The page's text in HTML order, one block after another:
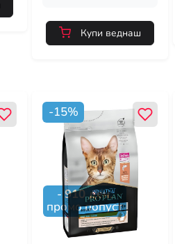
Купи веднаш
-15%
- 910ден.
промо попуст